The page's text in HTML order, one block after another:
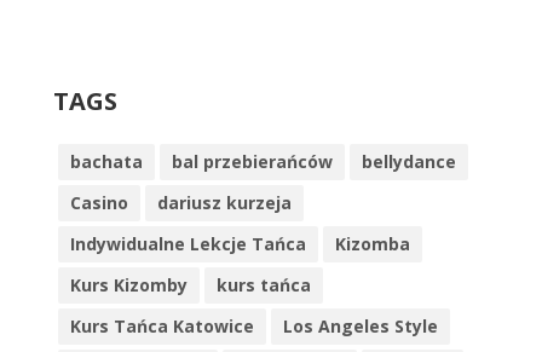
TAGS
bachata bal przebierańców
bellydance
Casino
dariusz kurzeja
Indywidualne Lekcje Tańca
Kizomba
Kurs Kizomby
kurs tańca
Kurs Tańca Katowice
Los Angeles Style